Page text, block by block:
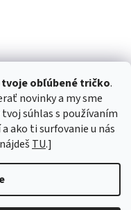
tvoje obľúbené tričko.
novinky a my sme
súhlas s používaním
ako ti surfovanie u nás
TU.]